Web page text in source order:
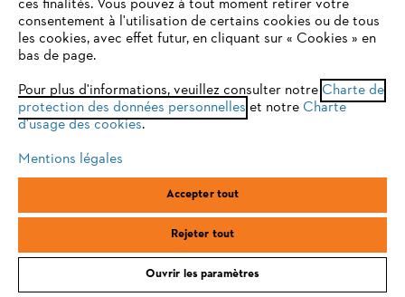
ÉQUIPEMENTS DE PROTECTION INDIVIDUELLE
Restez informé avec la newsletter STIHL
Vous utilisez un navigateur Internet que nous ne prenons plus
en charge, et certaines fonctionnalités de notre site ne
peuvent fonctionner correctement. Pour une utilisation
optimale de notre site, nous vous recommandons de passer à
l'un des navigateurs suivants :
firefox chrome
ces finalités. Vous pouvez à tout moment retirer votre
consentement à l'utilisation de certains cookies ou de tous
les cookies, avec effet futur, en cliquant sur « Cookies » en
bas de page.
Pour plus d'informations, veuillez consulter notre Charte de
protection des données personnelles et notre Charte
d'usage des cookies.
Mentions légales
Accepter tout
Rejeter tout
Ouvrir les paramètres